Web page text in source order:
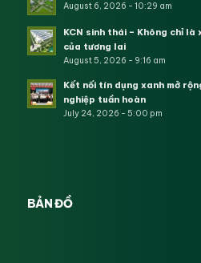
August 6, 2026 - 10:29 am
KCN sinh thái – Không chỉ là
của tương lai
August 5, 2026 - 9:16 am
Kết nối tín dụng xanh mở
nghiệp tuần hoàn
July 24, 2026 - 5:00 pm
BẢN ĐỒ